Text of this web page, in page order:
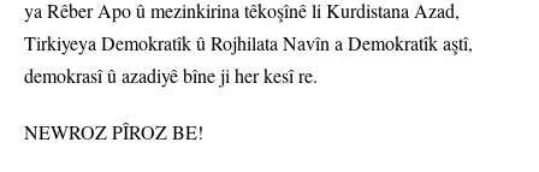
ya Rêber Apo û mezinkirina têkoşînê li Kurdistana Azad,
Tirkiyeya Demokratîk û Rojhilata Navîn a Demokratîk aştî,
demokrasî û azadiyê bîne ji her kesî re.
NEWROZ PÎROZ BE!